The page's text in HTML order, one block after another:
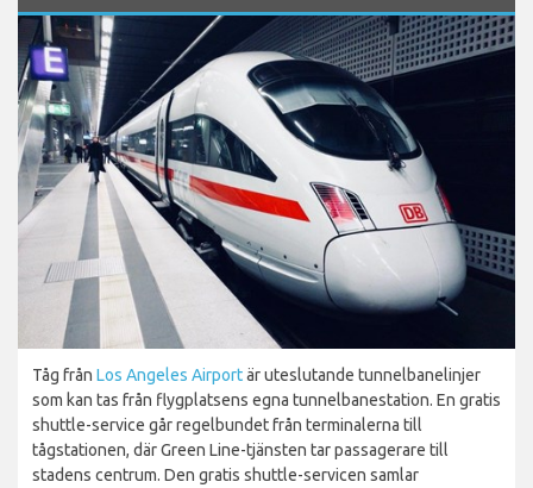
Tåg från Los Angeles Airportär uteslutande tunnelbanelinjer
som kan tas från flygplatsens egna tunnelbanestation. En gratis
shuttle-service går regelbundet från terminalerna till
tågstationen, där Green Line-tjänsten tar passagerare till
stadens centrum. Den gratis shuttle-servicen samlar